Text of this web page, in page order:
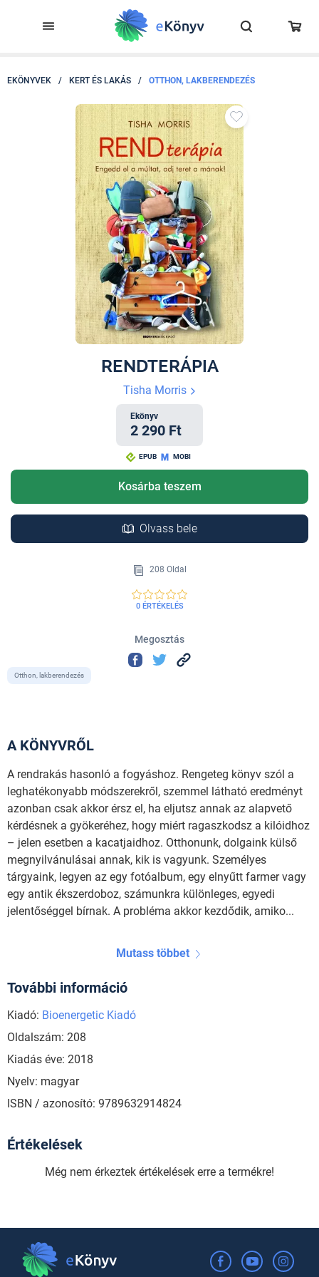
EKÖNYVEK / KERT ÉS LAKÁS / OTTHON, LAKBERENDEZÉS
RENDTERÁPIA
Tisha Morris
Ekönyv
2 290 Ft
EPUB MOBI
Kosárba teszem
Olvass bele
208 Oldal
0 ÉRTÉKELÉS
Megosztás
Otthon, lakberendezés
A KÖNYVRŐL
A rendrakás hasonló a fogyáshoz. Rengeteg könyv szól a
leghatékonyabb módszerekről, szemmel látható eredményt
azonban csak akkor érsz el, ha eljutsz annak az alapvető
kérdésnek a gyökeréhez, hogy miért ragaszkodsz a kilóidhoz
– jelen esetben a kacatjaidhoz. Otthonunk, dolgaink külső
megnyilvánulásai annak, kik is vagyunk. Személyes
tárgyaink, legyen az egy fotóalbum, egy elnyűtt farmer vagy
egy antik ékszerdoboz, számunkra különleges, egyedi
jelentőséggel bírnak. A probléma akkor kezdődik, amiko...
Mutass többet
További információ
Kiadó: Bioenergetic Kiadó
Oldalszám: 208
Kiadás éve: 2018
Nyelv: magyar
ISBN / azonosító: 9789632914824
Értékelések
Még nem érkeztek értékelések erre a termékre!